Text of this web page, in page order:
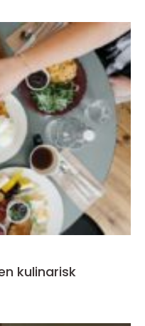
kulinarisk